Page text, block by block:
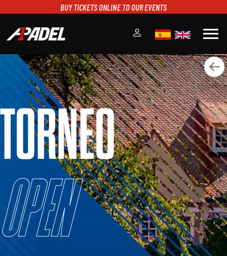
BUY TICKETS ONLINE TO OUR EVENTS
menu
A1PADEL
RANKING
CALENDARIO
TORNEOS
NOTICIAS
MULTIMEDIA
SCOREBOARD
STREAMING
TORNEO
Open